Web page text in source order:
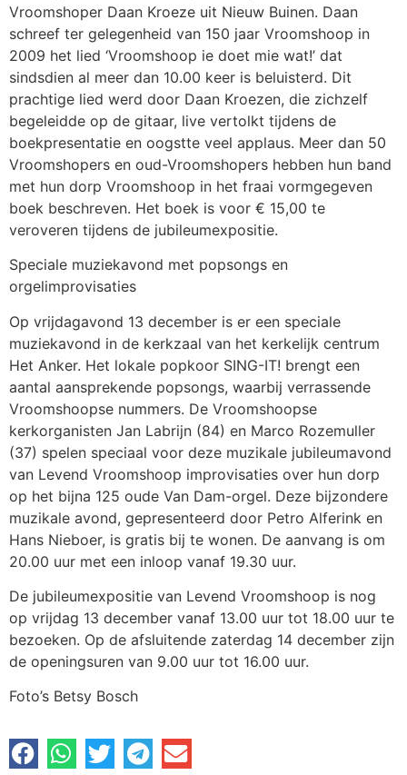
Vroomshoper Daan Kroeze uit Nieuw Buinen. Daan
schreef ter gelegenheid van 150 jaar Vroomshoop in
2009 het lied ‘Vroomshoop ie doet mie wat!’ dat
sindsdien al meer dan 10.00 keer is beluisterd. Dit
prachtige lied werd door Daan Kroezen, die zichzelf
begeleidde op de gitaar, live vertolkt tijdens de
boekpresentatie en oogstte veel applaus. Meer dan 50
Vroomshopers en oud-Vroomshopers hebben hun band
met hun dorp Vroomshoop in het fraai vormgegeven
boek beschreven. Het boek is voor € 15,00 te
veroveren tijdens de jubileumexpositie.
Speciale muziekavond met popsongs en
orgelimprovisaties
Op vrijdagavond 13 december is er een speciale
muziekavond in de kerkzaal van het kerkelijk centrum
Het Anker. Het lokale popkoor SING-IT! brengt een
aantal aansprekende popsongs, waarbij verrassende
Vroomshoopse nummers. De Vroomshoopse
kerkorganisten Jan Labrijn (84) en Marco Rozemuller
(37) spelen speciaal voor deze muzikale jubileumavond
van Levend Vroomshoop improvisaties over hun dorp
op het bijna 125 oude Van Dam-orgel. Deze bijzondere
muzikale avond, gepresenteerd door Petro Alferink en
Hans Nieboer, is gratis bij te wonen. De aanvang is om
20.00 uur met een inloop vanaf 19.30 uur.
De jubileumexpositie van Levend Vroomshoop is nog
op vrijdag 13 december vanaf 13.00 uur tot 18.00 uur te
bezoeken. Op de afsluitende zaterdag 14 december zijn
de openingsuren van 9.00 uur tot 16.00 uur.
Foto’s Betsy Bosch